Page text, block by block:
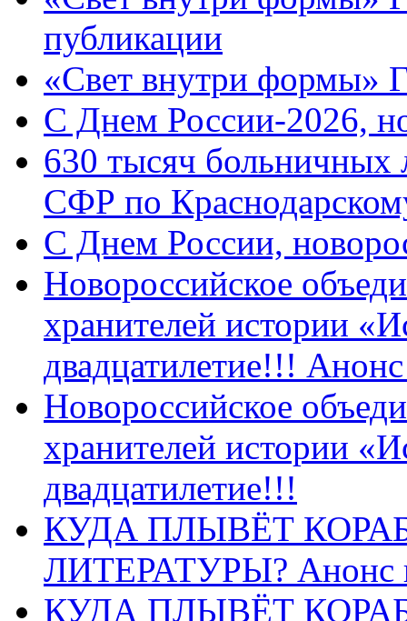
публикации
«Свет внутри формы»
C Днем России-2026,
630 тысяч больничных
СФР по
C Днем России,
Новороссийское
хранителей истории
двадцатилетие!!!
Новороссийское
хранителей истории
двадцатилетие!!!
КУДА ПЛЫВЁТ
ЛИТЕРАТУРЫ? Анонс
КУДА ПЛЫВЁТ